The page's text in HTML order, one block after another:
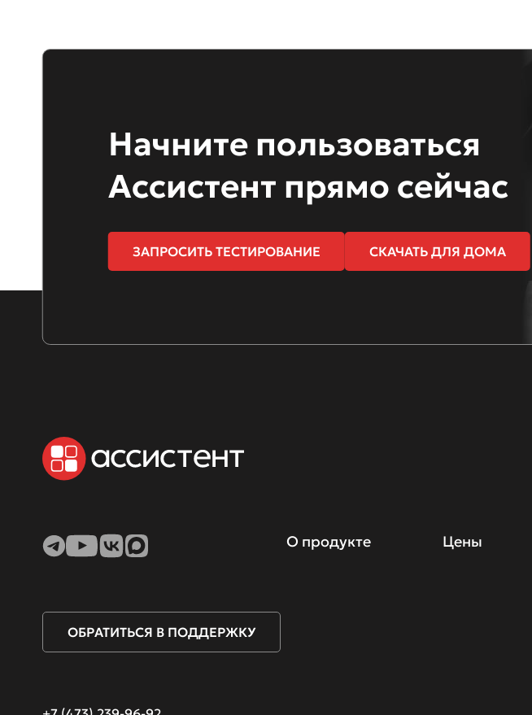
Начните пользоваться
Ассистент прямо сейчас
ЗАПРОСИТЬ ТЕСТИРОВАНИЕ СКАЧАТЬ ДЛЯ ДОМА
ОБРАТИТЬСЯ В ПОДДЕРЖКУ
О продукте Цены